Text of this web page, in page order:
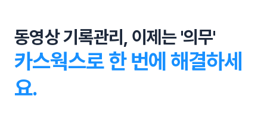
동영상 기록관리, 이제는 '의무'
카스웍스로 한 번에 해결하세
요.